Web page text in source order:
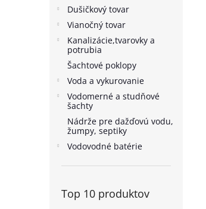
Dušičkový tovar
Vianočný tovar
Kanalizácie,tvarovky a
potrubia
Šachtové poklopy
Voda a vykurovanie
Vodomerné a studňové
šachty
Nádrže pre dažďovú vodu,
žumpy, septiky
Vodovodné batérie
Top 10 produktov